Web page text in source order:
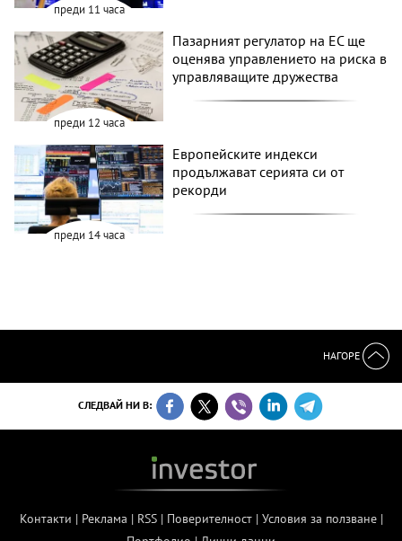
преди 11 часа
преди 12 часа
Пазарният регулатор на ЕС ще
оценява управлението на риска в
управляващите дружества
преди 14 часа
Европейските индекси
продължават серията си от
рекорди
НАГОРЕ
СЛЕДВАЙ НИ В:
Контакти | Реклама | RSS| Поверителност| Условия за ползване|